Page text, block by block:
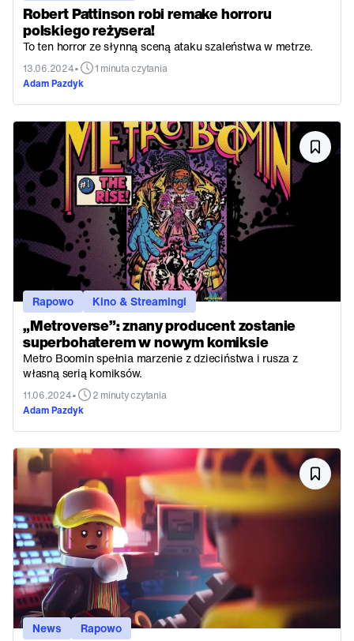
Robert Pattinson robi remake horroru
polskiego reżysera!
To ten horror ze słynną sceną ataku szaleństwa w metrze.
13.06.2024•
1 minuta czytania
Adam Pazdyk
„Metroverse”: znany producent zostanie
superbohaterem w nowym komiksie
Metro Boomin spełnia marzenie z dzieciństwa i rusza z
własną serią komiksów.
11.06.2024•
2 minuty czytania
Adam Pazdyk
Rapowo Kino & Streamingi
News Rapowo